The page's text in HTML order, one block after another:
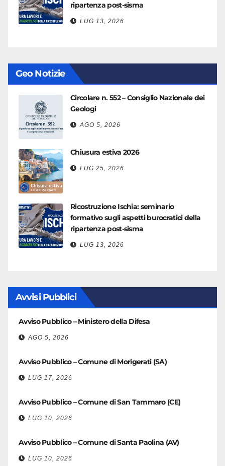
ripartenza post-sisma
LUG 13, 2026
Geo Notizie
Circolare n. 552 – Consiglio Nazionale dei
Geologi
AGO 5, 2026
Chiusura estiva 2026
LUG 25, 2026
Ricostruzione Ischia: seminario
formativo sugli aspetti burocratici della
ripartenza post-sisma
LUG 13, 2026
Avvisi Pubblici
Avviso Pubblico – Ministero della Difesa
AGO 5, 2026
Avviso Pubblico – Comune di Morigerati (SA)
LUG 17, 2026
Avviso Pubblico – Comune di San Tammaro (CE)
LUG 10, 2026
Avviso Pubblico – Comune di Santa Paolina (AV)
LUG 10, 2026